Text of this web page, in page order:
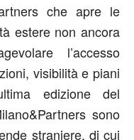
che apre le
estere non ancora
l’accesso
visibilità e piani
edizione del
sono
straniere, di cui